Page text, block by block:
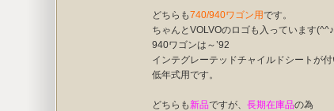
どちらも740/940ワゴン用です。
ちゃんとVOLVOのロゴも入っています(^^♪
940ワゴンは～’92
インテグレーテッドチャイルドシートが
低年式用です。
どちらも新品ですが、 長期在庫品の為